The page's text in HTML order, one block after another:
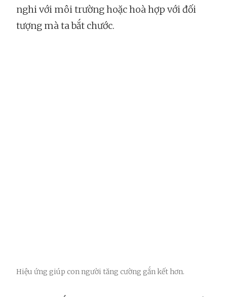
nghi với môi trường hoặc hoà hợp với đối
tượng mà ta bắt chước.
Hiệu ứng giúp con người tăng cường gắn kết hơn.